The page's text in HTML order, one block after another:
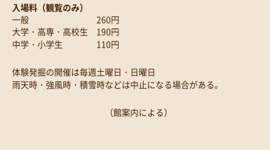
入場料（観覧のみ）
一般 260円
大学・高専・高校生 190円
中学・小学生 110円
体験発掘の開催は毎週土曜日・日曜日
雨天時・強風時・積雪時などは中止になる場合がある。
（館案内による）